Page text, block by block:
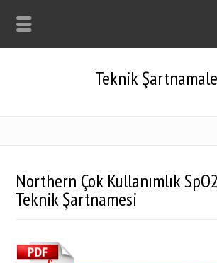
Teknik
Northern Çok Kullanımlık
Teknik Şartnamesi